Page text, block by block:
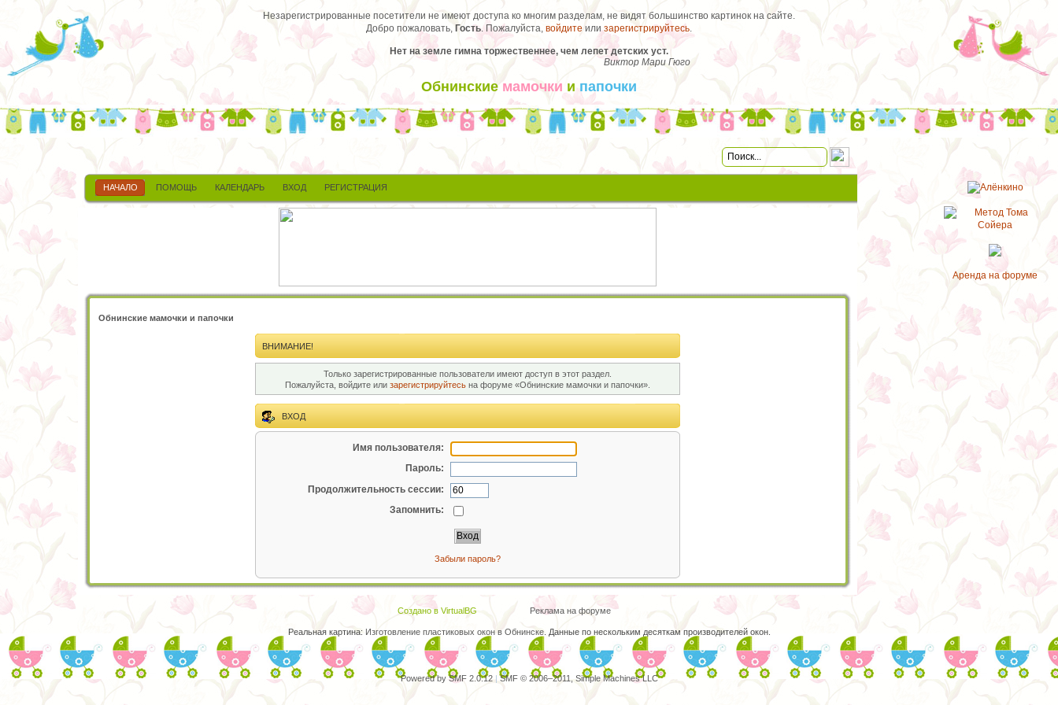
Незарегистрированные посетители не имеют доступа ко многим разделам, не видят большинство картинок на сайте.
Добро пожаловать, Гость. Пожалуйста, войдите илизарегистрируйтесь.
Нет на земле гимна торжественнее, чем лепет детских уст.
Виктор Мари Гюго
Обнинские мамочки ипапочки
НАЧАЛО ПОМОЩЬ КАЛЕНДАРЬ ВХОД РЕГИСТРАЦИЯ
Обнинские мамочки и папочки
ВНИМАНИЕ!
Только зарегистрированные пользователи имеют доступ в этот раздел.
Пожалуйста, войдите или зарегистрируйтесь на форуме «Обнинские мамочки и папочки».
ВХОД
Имя пользователя:
Пароль:
Продолжительность сессии:
Запомнить:
Забыли пароль?
Аренда на форуме
Создано в VirtualBG Реклама на форуме
Реальная картина: Изготовление пластиковых окон в Обнинске. Данные по нескольким десяткам производителей окон.
Powered by SMF 2.0.12|SMF © 2006–2011, Simple Machines LLC